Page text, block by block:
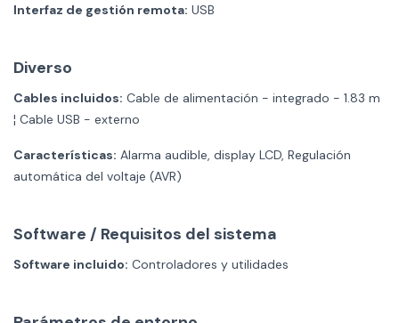
Interfaz de gestión remota: USB
Diverso
Cables incluidos: Cable de alimentación - integrado - 1.83 m
¦ Cable USB - externo
Características: Alarma audible, display LCD, Regulación
automática del voltaje (AVR)
Software / Requisitos del sistema
Software incluido: Controladores y utilidades